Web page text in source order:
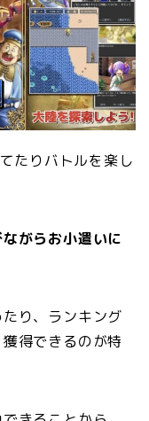
たりバトルを楽し
がらお小遣いに
り、ランキング
得できるのが特